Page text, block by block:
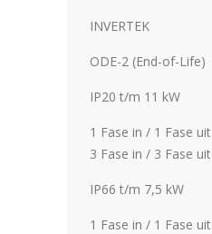
INVERTEK
ODE-2 (End-of-Life)
IP20 t/m 11 kW
1 Fase in / 1 Fase uit
3 Fase in / 3 Fase uit
IP66 t/m 7,5 kW
1 Fase in / 1 Fase uit